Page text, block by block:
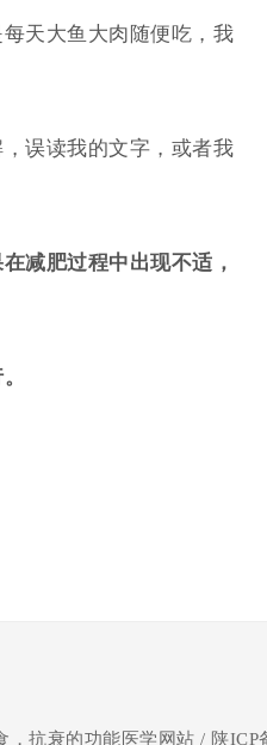
天大鱼大肉随便吃，我
误读我的文字，或者我
减肥过程中出现不适，
，抗衰的功能医学网站 / 陕ICP